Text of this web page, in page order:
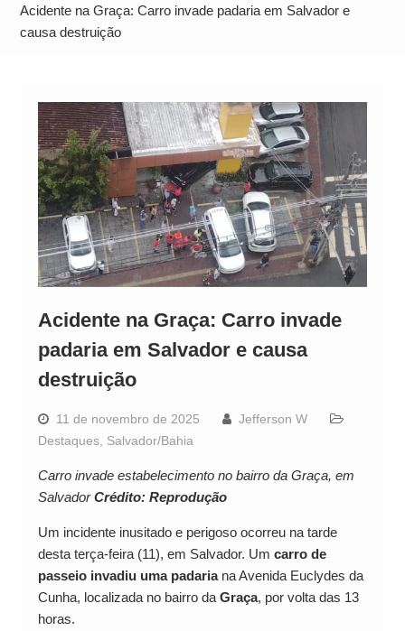
Neymar Chama Santos de “Esquisito” após
Vazamentos e Expõe Dívida de R$ 80 Milhões
Acidente na Graça: Carro invade padaria em Salvador e
causa destruição
Acidente na Graça: Carro invade
padaria em Salvador e causa
destruição
11 de novembro de 2025
Jefferson W
Destaques, Salvador/Bahia
Carro invade estabelecimento no bairro da Graça, em
SalvadorCrédito: Reprodução
Um incidente inusitado e perigoso ocorreu na tarde
desta terça-feira (11), em Salvador. Um carro de
passeio invadiu uma padariana Avenida Euclydes da
Cunha, localizada no bairro da Graça, por volta das 13
horas.